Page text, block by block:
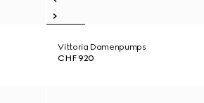
Vittoria Damenpumps
CHF 920